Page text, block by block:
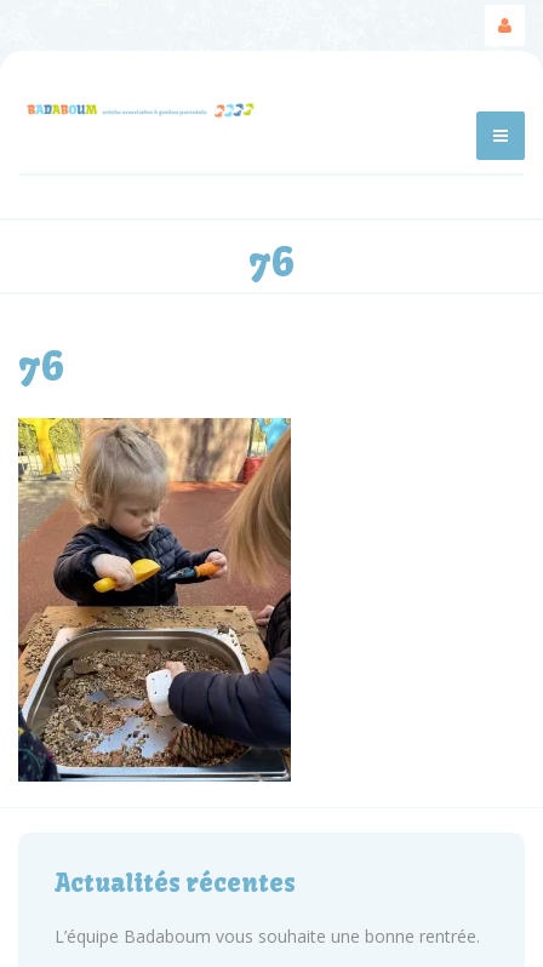
76
76
Actualités récentes
L’équipe Badaboum vous souhaite une bonne rentrée.